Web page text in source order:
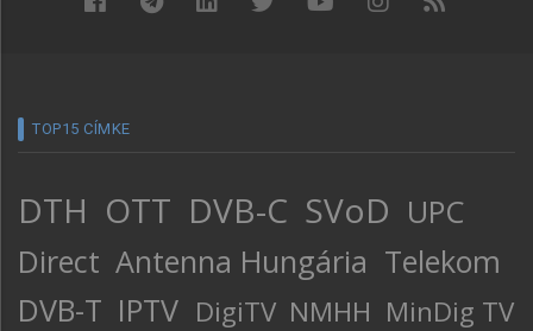
TOP15 CÍMKE
DTH OTT DVB-C SVoD UPC
Direct Antenna Hungária Telekom
DVB-T IPTV DigiTV NMHH MinDig TV